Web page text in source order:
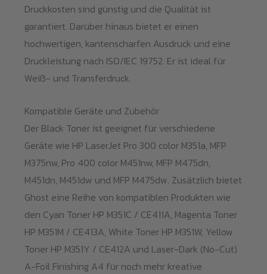
Druckkosten sind günstig und die Qualität ist
garantiert. Darüber hinaus bietet er einen
hochwertigen, kantenscharfen Ausdruck und eine
Druckleistung nach ISO/IEC 19752. Er ist ideal für
Weiß- und Transferdruck.
Kompatible Geräte und Zubehör
Der Black Toner ist geeignet für verschiedene
Geräte wie HP LaserJet Pro 300 color M351a, MFP
M375nw, Pro 400 color M451nw, MFP M475dn,
M451dn, M451dw und MFP M475dw. Zusätzlich bietet
Ghost eine Reihe von kompatiblen Produkten wie
den Cyan Toner HP M351C / CE411A, Magenta Toner
HP M351M / CE413A, White Toner HP M351W, Yellow
Toner HP M351Y / CE412A und Laser-Dark (No-Cut)
A-Foil Finishing A4 für noch mehr kreative